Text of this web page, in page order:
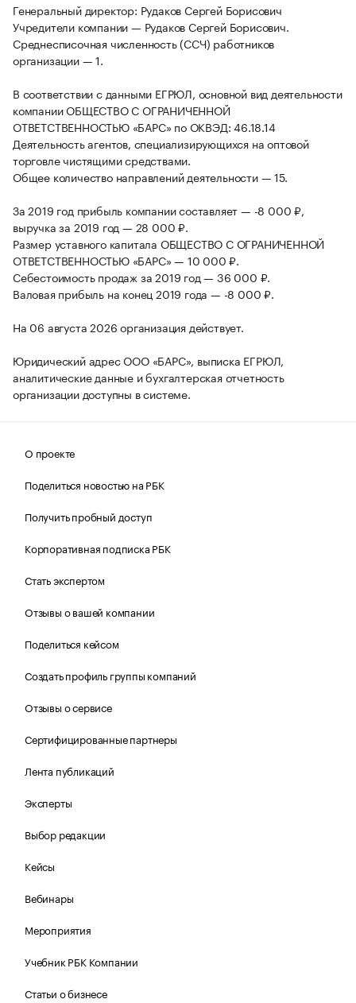
Генеральный директор: Рудаков Сергей Борисович
Учредители компании — Рудаков Сергей Борисович.
Среднесписочная численность (ССЧ) работников
организации — 1.
В соответствии с данными ЕГРЮЛ, основной вид деятельности
компании ОБЩЕСТВО С ОГРАНИЧЕННОЙ
ОТВЕТСТВЕННОСТЬЮ «БАРС» по ОКВЭД: 46.18.14
Деятельность агентов, специализирующихся на оптовой
торговле чистящими средствами.
Общее количество направлений деятельности — 15.
За 2019 год прибыль компании составляет — -8 000 ₽,
выручка за 2019 год — 28 000 ₽.
Размер уставного капитала ОБЩЕСТВО С ОГРАНИЧЕННОЙ
ОТВЕТСТВЕННОСТЬЮ «БАРС» — 10 000 ₽.
Себестоимость продаж за 2019 год — 36 000 ₽.
Валовая прибыль на конец 2019 года — -8 000 ₽.
На 06 августа 2026 организация действует.
Юридический адрес ООО «БАРС», выписка ЕГРЮЛ,
аналитические данные и бухгалтерская отчетность
организации доступны в системе.
О проекте
Поделиться новостью на РБК
Получить пробный доступ
Корпоративная подписка РБК
Стать экспертом
Отзывы о вашей компании
Поделиться кейсом
Создать профиль группы компаний
Отзывы о сервисе
Сертифицированные партнеры
Лента публикаций
Эксперты
Выбор редакции
Кейсы
Вебинары
Мероприятия
Учебник РБК Компании
Статьи о бизнесе